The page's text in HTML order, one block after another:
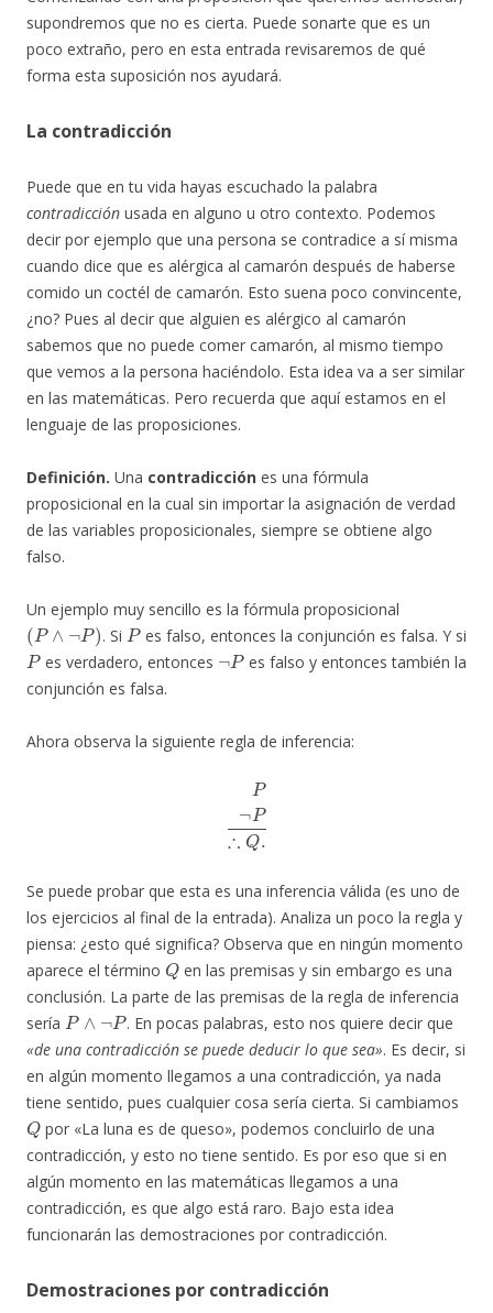
supondremos que no es cierta. Puede sonarte que es un
poco extraño, pero en esta entrada revisaremos de qué
forma esta suposición nos ayudará.
La contradicción
Puede que en tu vida hayas escuchado la palabra
contradicción usada en alguno u otro contexto. Podemos
decir por ejemplo que una persona se contradice a sí misma
cuando dice que es alérgica al camarón después de haberse
comido un coctél de camarón. Esto suena poco convincente,
¿no? Pues al decir que alguien es alérgico al camarón
sabemos que no puede comer camarón, al mismo tiempo
que vemos a la persona haciéndolo. Esta idea va a ser similar
en las matemáticas. Pero recuerda que aquí estamos en el
lenguaje de las proposiciones.
Definición. Una contradicción es una fórmula
proposicional en la cual sin importar la asignación de verdad
de las variables proposicionales, siempre se obtiene algo
falso.
Un ejemplo muy sencillo es la fórmula proposicional
(P∧¬P)
. Si
P
es falso, entonces la conjunción es falsa. Y si
P
es verdadero, entonces
¬P
es falso y entonces también la
conjunción es falsa.
Ahora observa la siguiente regla de inferencia:
∴Q
Se puede probar que esta es una inferencia válida (es uno de
los ejercicios al final de la entrada). Analiza un poco la regla y
piensa: ¿esto qué significa? Observa que en ningún momento
aparece el término
Q
en las premisas y sin embargo es una
conclusión. La parte de las premisas de la regla de inferencia
sería
P∧¬P
. En pocas palabras, esto nos quiere decir que
«de una contradicción se puede deducir lo que sea». Es decir, si
en algún momento llegamos a una contradicción, ya nada
tiene sentido, pues cualquier cosa sería cierta. Si cambiamos
Q
por «La luna es de queso», podemos concluirlo de una
contradicción, y esto no tiene sentido. Es por eso que si en
algún momento en las matemáticas llegamos a una
contradicción, es que algo está raro. Bajo esta idea
funcionarán las demostraciones por contradicción.
Demostraciones por contradicción